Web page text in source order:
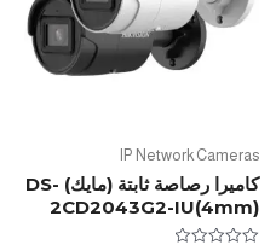
IP Network Cameras
كاميرا رصاصة ثابتة (مايك) DS-
2CD2043G2-IU(4mm)